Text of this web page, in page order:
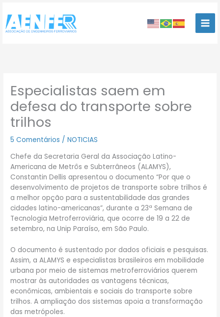
para
conteúdo
Especialistas saem em
defesa do transporte sobre
trilhos
5 Comentários /NOTICIAS
Chefe da Secretaria Geral da Associação Latino-
Americana de Metrôs e Subterrâneos (ALAMYS),
Constantin Dellis apresentou o documento “Por que o
desenvolvimento de projetos de transporte sobre trilhos é
a melhor opção para a sustentabilidade das grandes
cidades latino-americanas”, durante a 23ª Semana de
Tecnologia Metroferroviária, que ocorre de 19 a 22 de
setembro, na Unip Paraíso, em São Paulo.
O documento é sustentado por dados oficiais e pesquisas.
Assim, a ALAMYS e especialistas brasileiros em mobilidade
urbana por meio de sistemas metroferroviários querem
mostrar às autoridades as vantagens técnicas,
econômicas, ambientais e sociais do transporte sobre
trilhos. A ampliação dos sistemas apoia a transformação
das metrópoles.